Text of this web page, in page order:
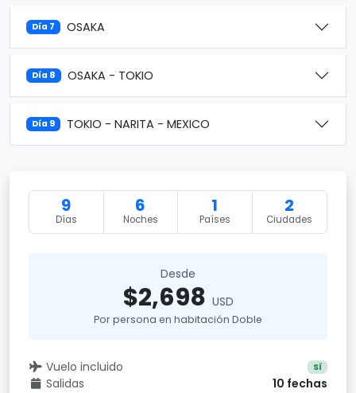
Día 7 OSAKA
Día 8 OSAKA - TOKIO
Día 9 TOKIO - NARITA - MEXICO
9
Días
6
Noches
1
Países
2
Ciudades
Desde
$2,698 USD
Por persona en habitación Doble
Vuelo incluido Sí
Salidas 10 fechas